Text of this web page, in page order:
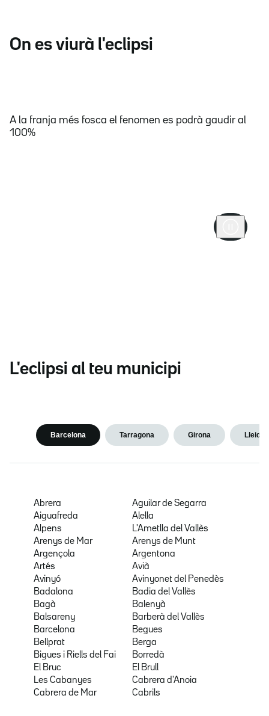
On es viurà l'eclipsi
A la franja més fosca el fenomen es podrà gaudir al
100%
L'eclipsi al teu municipi
Barcelona Tarragona Girona Lleida
Abrera
Aguilar de Segarra
Aiguafreda
Alella
Alpens
L'Ametlla del Vallès
Arenys de Mar
Arenys de Munt
Argençola
Argentona
Artés
Avià
Avinyó
Avinyonet del Penedès
Badalona
Badia del Vallès
Bagà
Balenyà
Balsareny
Barberà del Vallès
Barcelona
Begues
Bellprat
Berga
Bigues i Riells del Fai
Borredà
El Bruc
El Brull
Les Cabanyes
Cabrera d'Anoia
Cabrera de Mar
Cabrils